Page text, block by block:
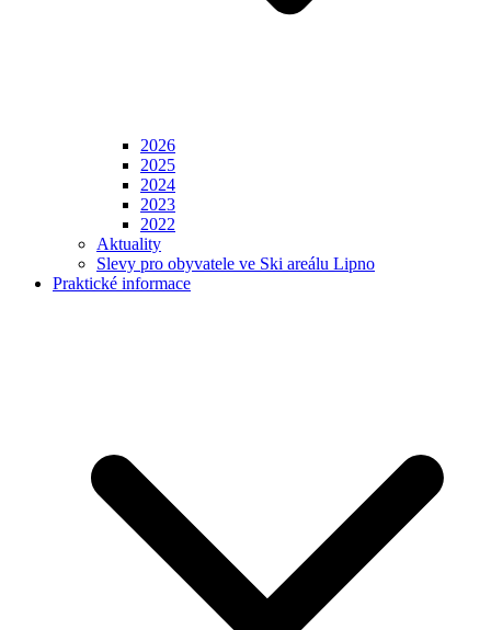
2026
2025
2024
2023
2022
Aktuality
Slevy pro obyvatele ve Ski areálu Lipno
Praktické informace